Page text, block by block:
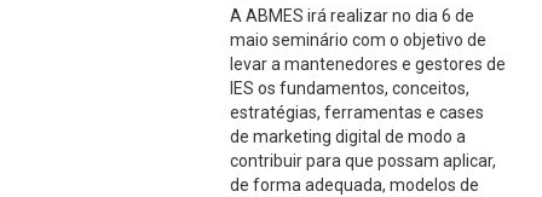
A ABMES irá realizar no dia 6 de
maio seminário com o objetivo de
levar a mantenedores e gestores de
IES os fundamentos, conceitos,
estratégias, ferramentas e cases
de marketing digital de modo a
contribuir para que possam aplicar,
de forma adequada, modelos de